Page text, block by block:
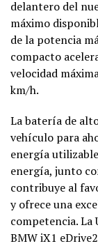
delantero del
máximo
de la potencia
compacto
velocidad
km/h.
La batería de
vehículo para
energía
energía, junto
contribuye al
y ofrece una
competencia. La
BMW iX1